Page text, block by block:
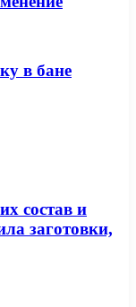
в бане
состав и
заготовки,